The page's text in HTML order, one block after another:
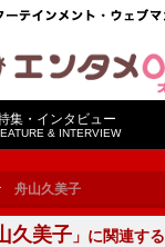
集・インタビュー
& INTERVIEW
舟山久美子
久美子 」に関連する